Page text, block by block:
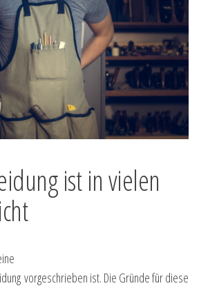
ist in vielen
vorgeschrieben ist. Die Gründe für diese